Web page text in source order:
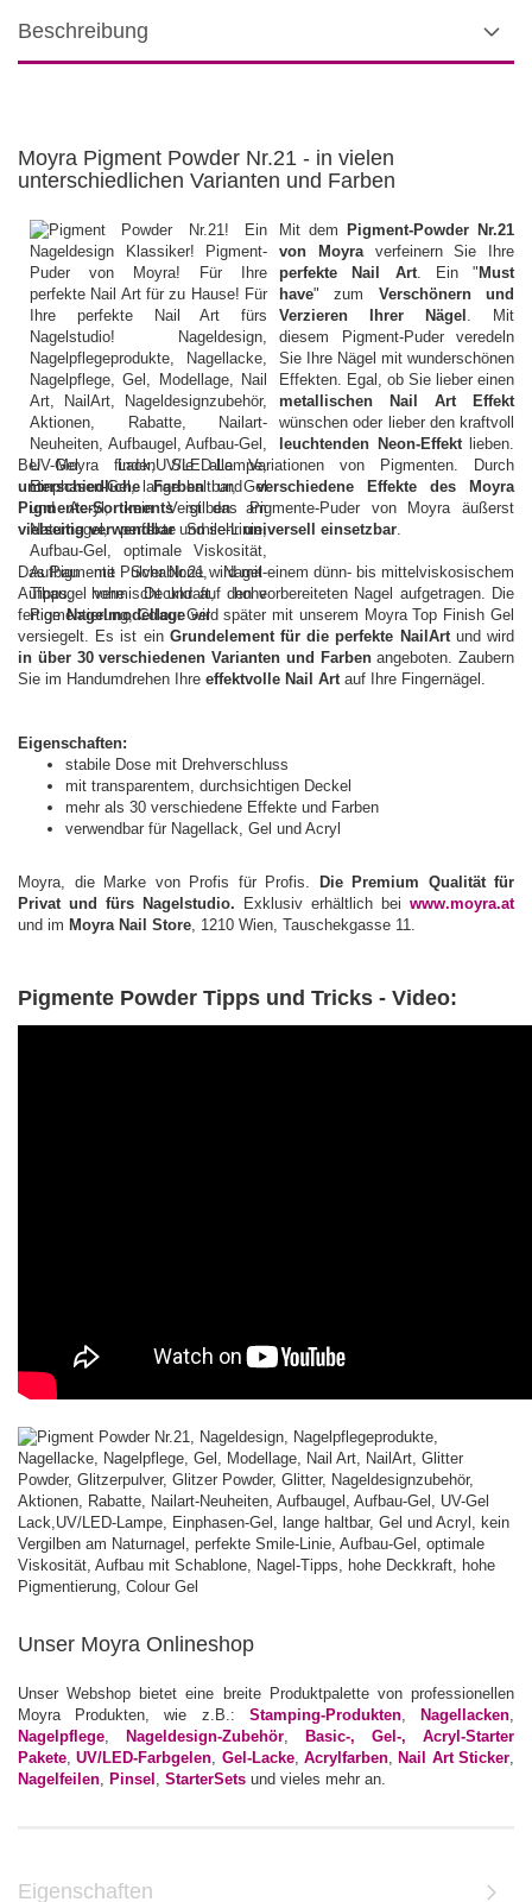
Beschreibung
Moyra Pigment Powder Nr.21 - in vielen
unterschiedlichen Varianten und Farben
Mit dem Pigment-Powder Nr.21
von Moyraverfeinern Sie Ihre
perfekte Nail Art. Ein "Must
have" zum Verschönern und
Verzieren Ihrer Nägel . Mit
diesem Pigment-Puder veredeln
Sie Ihre Nägel mit wunderschönen
Effekten. Egal, ob Sie lieber einen
metallischen Nail Art Effekt
wünschen oder lieber den kraftvoll
leuchtenden Neon-Effektlieben.
Bei Moyra finden Sie alle Variationen von Pigmenten. Durch
unterschiedliche Farbenundverschiedene Effekte des Moyra
Pigmente-Sortimentsist das Pigmente-Puder von Moyra äußerst
vielseitig verwendbar und sehruniversell einsetzbar
Das Pigmente Pulver Nr.21 wird mit einem dünn- bis mittelviskosischem
Aufbaugel vermischt und auf den vorbereiteten Nagel aufgetragen. Die
fertigeNagelmodellagewird später mit unserem Moyra Top Finish Gel
versiegelt. Es ist ein Grundelement für die perfekte NailArtund wird
in über 30 verschiedenen Varianten und Farbenangeboten. Zaubern
Sie im Handumdrehen Ihre effektvolle Nail Art auf Ihre Fingernägel.
Eigenschaften:
stabile Dose mit Drehverschluss
mit transparentem, durchsichtigen Deckel
mehr als 30 verschiedene Effekte und Farben
verwendbar für Nagellack, Gel und Acryl
Moyra, die Marke von Profis für Profis. Die Premium Qualität für
Privat und fürs Nagelstudio. Exklusiv erhältlich bei www.moyra.at
und im Moyra Nail Store , 1210 Wien, Tauschekgasse 11.
Pigmente Powder Tipps und Tricks - Video:
Unser Moyra Onlineshop
Unser Webshop bietet eine breite Produktpalette von professionellen
Moyra Produkten, wie z.B.: Stamping-Produkten, Nagellacken
Nagelpflege
Nageldesign-Zubehör
Basic-, Gel-, Acryl-Starter
Pakete ,UV/LED-Farbgelen Gel-Lacke,Acrylfarben ,Nail Art Sticker
Nagelfeilen Pinsel StarterSets und vieles mehr an.
Eigenschaften